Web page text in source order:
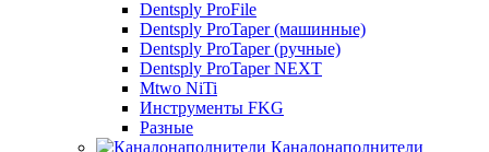
Dentsply ProFile
Dentsply ProTaper (машинные)
Dentsply ProTaper (ручные)
Dentsply ProTaper NEXT
Mtwo NiTi
Инструменты FKG
Разные
Каналонаполнители